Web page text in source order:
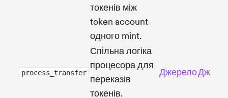
токенів між
token account
одного mint.
process_transfer
Спільна логіка
процесора для
переказів
токенів.
Джерело